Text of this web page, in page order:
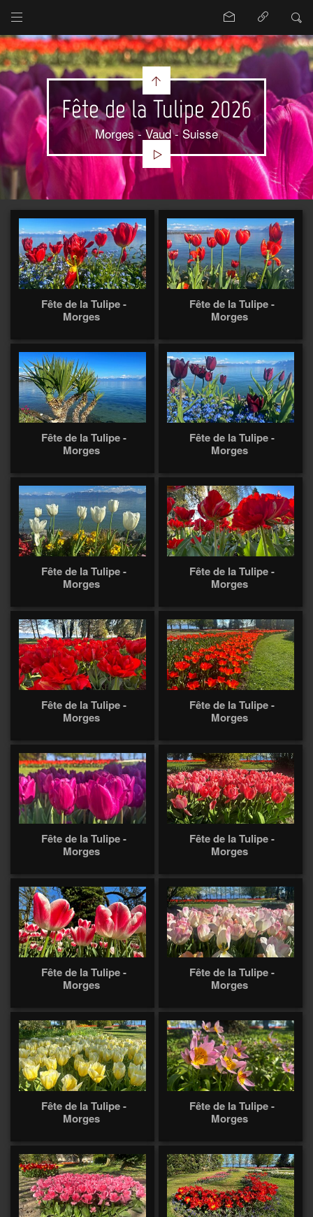
Fête de la Tulipe 2026
Morges - Vaud - Suisse
Fête de la Tulipe -
Morges
Fête de la Tulipe -
Morges
Fête de la Tulipe -
Morges
Fête de la Tulipe -
Morges
Fête de la Tulipe -
Morges
Fête de la Tulipe -
Morges
Fête de la Tulipe -
Morges
Fête de la Tulipe -
Morges
Fête de la Tulipe -
Morges
Fête de la Tulipe -
Morges
Fête de la Tulipe -
Morges
Fête de la Tulipe -
Morges
Fête de la Tulipe -
Morges
Fête de la Tulipe -
Morges